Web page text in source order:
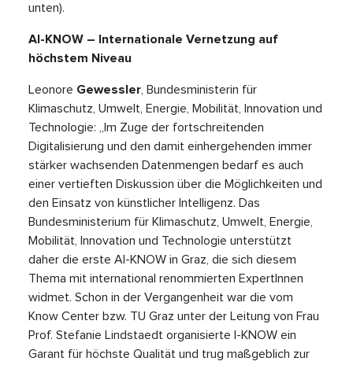
unten).
AI-KNOW – Internationale Vernetzung auf
höchstem Niveau
Leonore Gewessler , Bundesministerin für
Klimaschutz, Umwelt, Energie, Mobilität, Innovation und
Technologie: „Im Zuge der fortschreitenden
Digitalisierung und den damit einhergehenden immer
stärker wachsenden Datenmengen bedarf es auch
einer vertieften Diskussion über die Möglichkeiten und
den Einsatz von künstlicher Intelligenz. Das
Bundesministerium für Klimaschutz, Umwelt, Energie,
Mobilität, Innovation und Technologie unterstützt
daher die erste AI-KNOW in Graz, die sich diesem
Thema mit international renommierten ExpertInnen
widmet. Schon in der Vergangenheit war die vom
Know Center bzw. TU Graz unter der Leitung von Frau
Prof. Stefanie Lindstaedt organisierte I-KNOW ein
Garant für höchste Qualität und trug maßgeblich zur